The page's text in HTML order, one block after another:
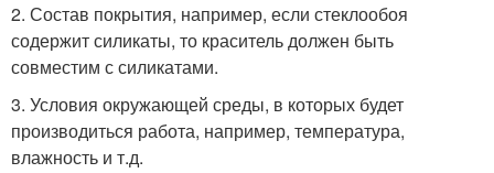
2. Состав покрытия, например, если стеклообоя
содержит силикаты, то краситель должен быть
совместим с силикатами.
3. Условия окружающей среды, в которых будет
производиться работа, например, температура,
влажность и т.д.